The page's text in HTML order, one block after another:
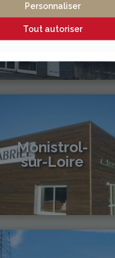
Vichy / Cusset
cusset@gabriel-sa.fr
Monistrol-
sur-Loire
monistrol@gabriel-sa.fr
Personnaliser
Tout autoriser